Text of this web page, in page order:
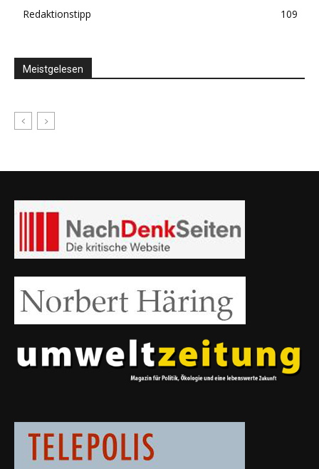
Redaktionstipp
109
Meistgelesen